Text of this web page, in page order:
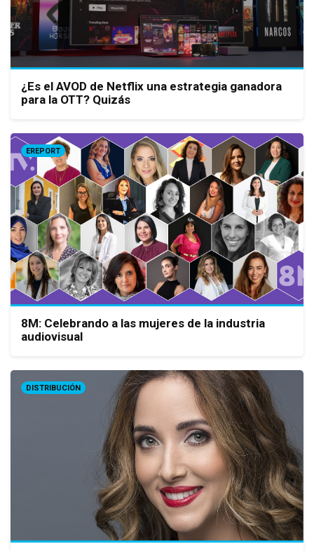
¿Es el AVOD de Netflix una estrategia ganadora
para la OTT? Quizás
EREPORT
8M: Celebrando a las mujeres de la industria
audiovisual
DISTRIBUCIÓN